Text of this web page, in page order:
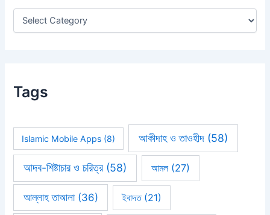
r
Tags
Islamic Mobile Apps (8) আকীদাহ ও তাওহীদ(58)
আদব-শিষ্টাচার ও চরিত্র(58) আমল(27)
আল্লাহ তাআলা(36) ইবাদত(21)